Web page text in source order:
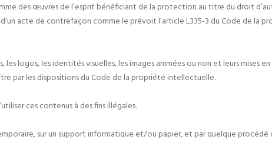
des œuvres de l’esprit bénéficiant de la protection au titre du droit
acte de contrefaçon comme le prévoit l’article L335-3 du Code de la
logos, les identités visuelles, les images animées ou non et leurs mises
par les dispositions du Code de la propriété intellectuelle.
ces contenus à des fins illégales.
sur un support informatique et/ou papier, et par quelque procédé